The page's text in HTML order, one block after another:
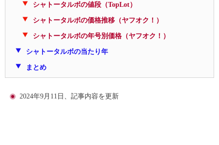
シャトータルボの値段（TopLot）
シャトータルボの価格推移（ヤフオク！）
シャトータルボの年号別価格（ヤフオク！）
シャトータルボの当たり年
まとめ
2024年9月11日、記事内容を更新